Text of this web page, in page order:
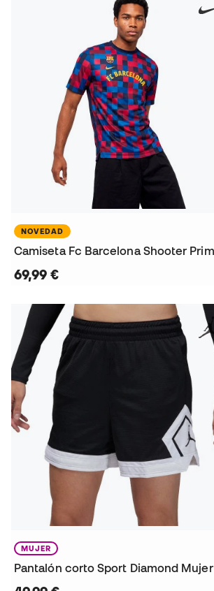
NOVEDAD
69,99 €
MUJER
Pantalón corto Sport Diamond Mujer